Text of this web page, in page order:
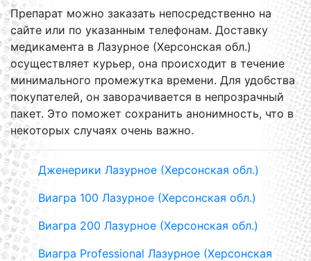
Препарат можно заказать непосредственно на
сайте или по указанным телефонам. Доставку
медикамента в Лазурное (Херсонская обл.)
осуществляет курьер, она происходит в течение
минимального промежутка времени. Для удобства
покупателей, он заворачивается в непрозрачный
пакет. Это поможет сохранить анонимность, что в
некоторых случаях очень важно.
Дженерики Лазурное (Херсонская обл.)
Виагра 100 Лазурное (Херсонская обл.)
Виагра 200 Лазурное (Херсонская обл.)
Виагра Professional Лазурное (Херсонская